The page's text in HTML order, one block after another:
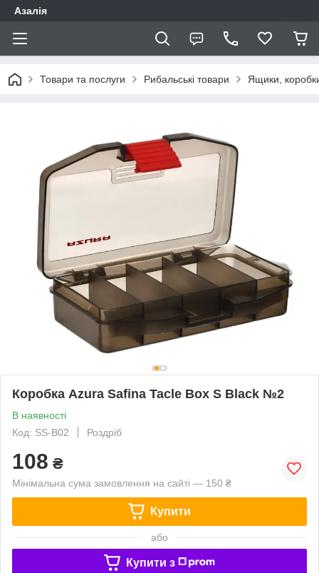
Азалія
Товари та послуги Рибальські товари Ящики,
Коробка Azura Safina Tacle Box S Black №2
В наявності
Код: SS-B02
Роздріб
108 ₴
Мінімальна сума замовлення на сайті — 150 ₴
Купити
або
Купити з